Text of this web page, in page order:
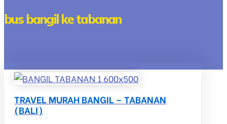
bus bangil ke tabanan
TRAVEL MURAH BANGIL – TABANAN
(BALI)